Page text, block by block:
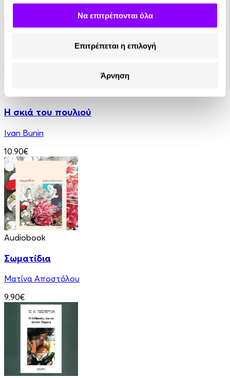
Να επιτρέπονται όλα
Επιτρέπεται η επιλογή
Άρνηση
13.90€
Audiobook
Η σκιά του πουλιού
Ivan Bunin
10.90€
Audiobook
Σωματίδια
Ματίνα Αποστόλου
9.90€